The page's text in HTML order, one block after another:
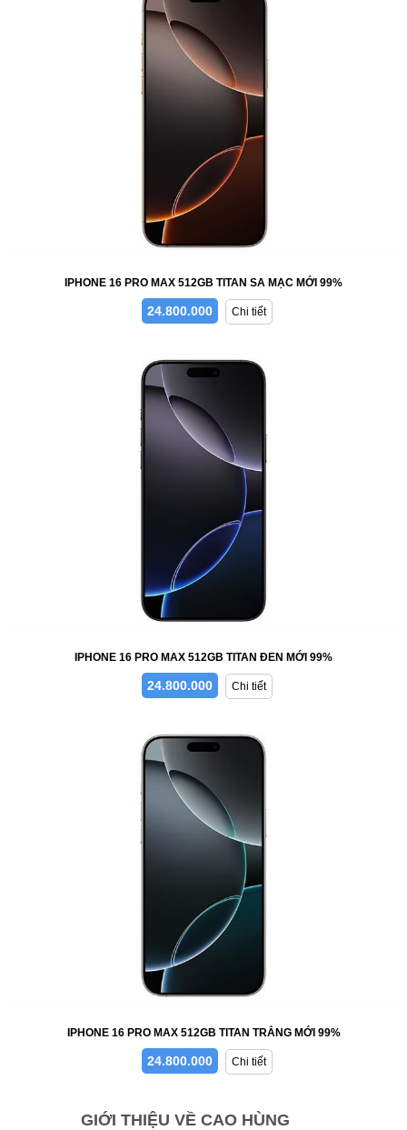
IPHONE 16 PRO MAX 512GB TITAN SA MẠC MỚI 99%
24.800.000 Chi tiết
IPHONE 16 PRO MAX 512GB TITAN ĐEN MỚI 99%
24.800.000 Chi tiết
IPHONE 16 PRO MAX 512GB TITAN TRẮNG MỚI 99%
24.800.000 Chi tiết
GIỚI THIỆU VỀ CAO HÙNG